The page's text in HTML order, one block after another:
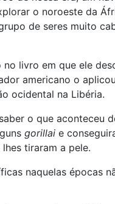
o noroeste da
de seres muito
livro em que ele
americano o
ocidental na Libéria.
o que aconteceu
gorillai e
tiraram a pele.
naquelas épocas